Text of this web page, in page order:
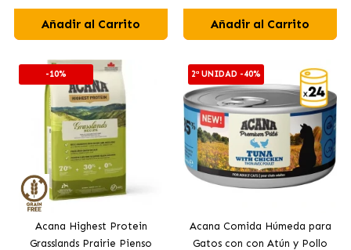
Añadir al Carrito Añadir al Carrito
-10%
Acana Highest Protein
Grasslands Prairie Pienso
2ª UNIDAD -40%
Acana Comida Húmeda para
Gatos con con Atún y Pollo